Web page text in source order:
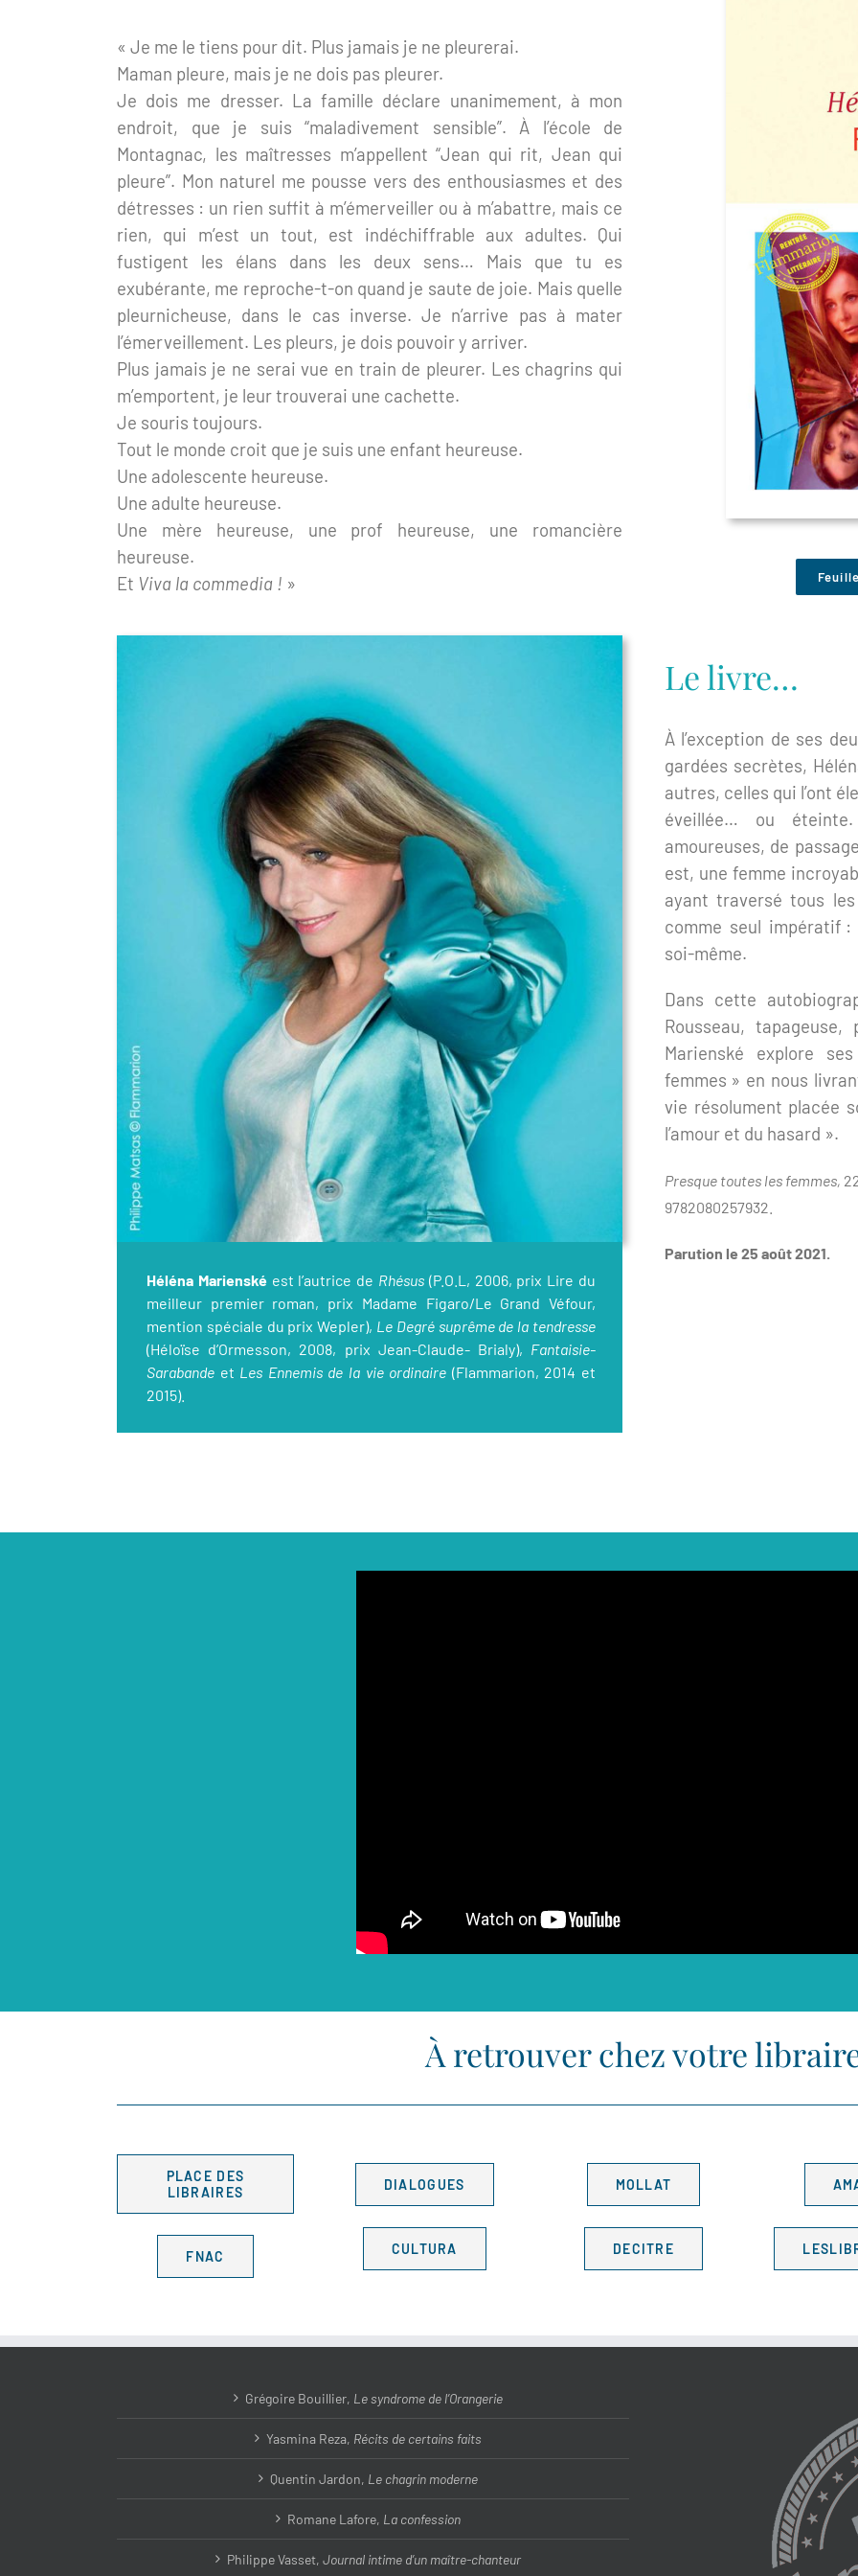
« Je me le tiens pour dit. Plus jamais je ne pleurerai.
Maman pleure, mais je ne dois pas pleurer.
Je dois me dresser. La famille déclare unanimement, à mon
endroit, que je suis “maladivement sensible”. À l’école de
Montagnac, les maîtresses m’appellent “Jean qui rit, Jean qui
pleure”. Mon naturel me pousse vers des enthousiasmes et des
détresses : un rien suffit à m’émerveiller ou à m’abattre, mais ce
rien, qui m’est un tout, est indéchiffrable aux adultes. Qui
fustigent les élans dans les deux sens… Mais que tu es
exubérante, me reproche-t-on quand je saute de joie. Mais quelle
pleurnicheuse, dans le cas inverse. Je n’arrive pas à mater
l’émerveillement. Les pleurs, je dois pouvoir y arriver.
Plus jamais je ne serai vue en train de pleurer. Les chagrins qui
m’emportent, je leur trouverai une cachette.
Je souris toujours.
Tout le monde croit que je suis une enfant heureuse.
Une adolescente heureuse.
Une adulte heureuse.
Une mère heureuse, une prof heureuse, une romancière
heureuse.
Et Viva la commedia ! »
Héléna Marienskéest l’autrice de Rhésus (P.O.L, 2006, prix Lire du
meilleur premier roman, prix Madame Figaro/Le Grand Véfour,
mention spéciale du prix Wepler), Le Degré suprême de la tendresse
(Héloïse d’Ormesson, 2008, prix Jean-Claude- Brialy), Fantaisie-
Sarabande et Les Ennemis de la vie ordinaire (Flammarion, 2014 et
2015).
Le livre…
À l’exception de ses
gardées secrètes,
autres, celles qui l’ont
éveillée… ou
amoureuses, de
est, une femme
ayant traversé tous
comme seul impératif
soi-même.
Dans cette
Rousseau,
Marienské explore
femmes » en nous
vie résolument placée
l’amour et du hasard ».
Presque toutes les femmes,
9782080257932.
Parution le 25 août 2021.
À retrouver chez votre
PLACE DES
LIBRAIRES
FNAC
DIALOGUES
CULTURA
MOLLAT
DECITRE
Grégoire Bouillier, Le syndrome de l’Orangerie
Yasmina Reza, Récits de certains faits
Quentin Jardon, Le chagrin moderne
Romane Lafore, La confession
Philippe Vasset, Journal intime d’un maître-chanteur